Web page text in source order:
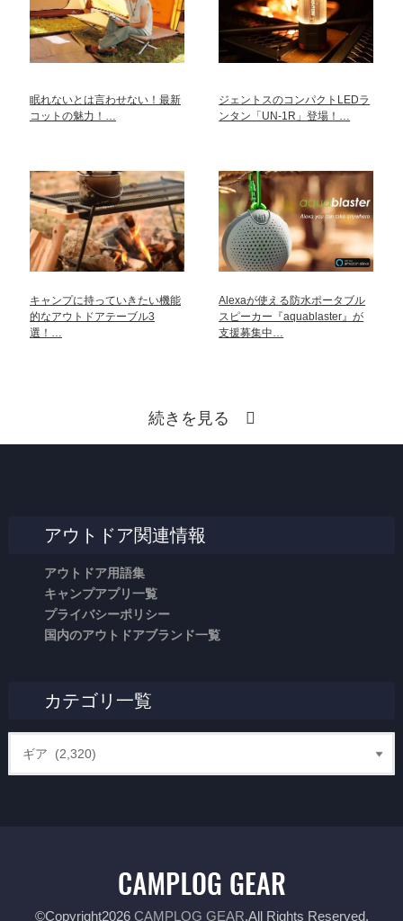
眠れないとは言わせない！最新
コットの魅力！…
ジェントスのコンパクトLEDラ
ンタン「UN-1R」登場！…
キャンプに持っていきたい機能
的なアウトドアテーブル3
選！…
Alexaが使える防水ポータブル
スピーカー『aquablaster』が
支援募集中…
続きを見る
アウトドア関連情報
アウトドア用語集
キャンプアプリ一覧
プライバシーポリシー
国内のアウトドアブランド一覧
カテゴリ一覧
©Copyright2026 CAMPLOG GEAR.All Rights Reserved.